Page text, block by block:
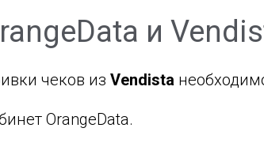
и
чеков из Vendista
OrangeData.